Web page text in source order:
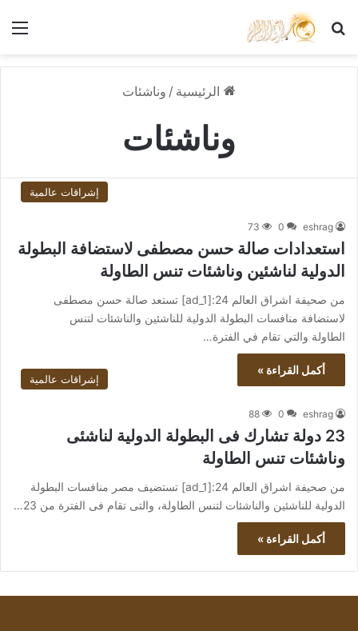
بحث عن
الرئيسية / وناشئات
وناشئات
إشراقات عالمية
eshrag
0
73
استعدادات صالة حسن مصطفى لاستضافة البطولة
الدولية لناشئين وناشئات تنس الطاولة
من صحيفة اشراق العالم 24:[ad_1] تستعد صالة حسن مصطفى
لاستضافة منافسات البطولة الدولية للناشئين والناشئات لتنس
الطاولة والتي تقام في الفترة…
أكمل القراءة »
إشراقات عالمية
eshrag
0
88
23 دولة تشارك فى البطولة الدولية لناشئى
وناشئات تنس الطاولة
من صحيفة اشراق العالم 24:[ad_1] تستضيف مصر منافسات البطولة
الدولية للناشئين والناشئات لتنس الطاولة، والتى تقام فى الفترة من 23…
أكمل القراءة »